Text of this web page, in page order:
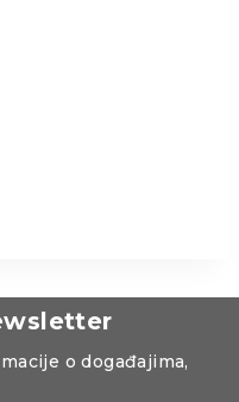
o događajima,